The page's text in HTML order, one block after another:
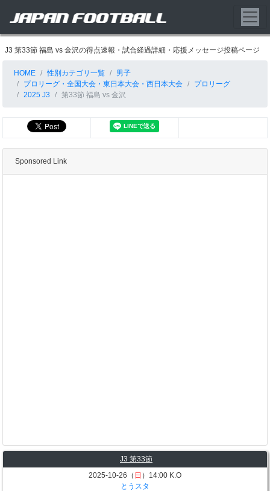
J3 第33節 福島 vs 金沢の得点速報・試合経過詳細・応援メッセージ投稿ページ
HOME 性別カテゴリ一覧
男子
プロリーグ・全国大会・東日本大会・西日本大会
プロリーグ
2025 J3
第33節 福島 vs 金沢
Sponsored Link
J3 第33節
2025-10-26（ 日 ）14:00 K.O
とうスタ